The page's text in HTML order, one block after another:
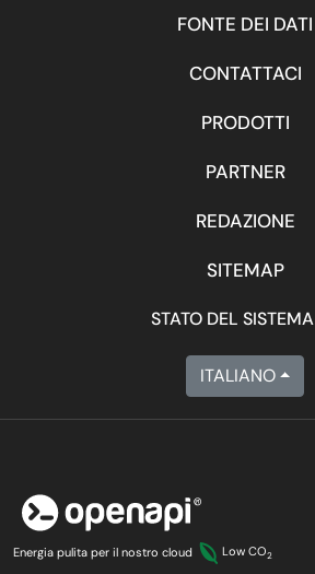
FONTE DEI DATI
CONTATTACI
PRODOTTI
PARTNER
REDAZIONE
SITEMAP
STATO DEL SISTEMA
ITALIANO
Energia pulita per il nostro cloud Low CO2